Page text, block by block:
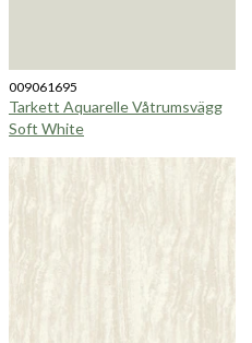
009061695
Tarkett Aquarelle Våtrumsvägg
Soft White